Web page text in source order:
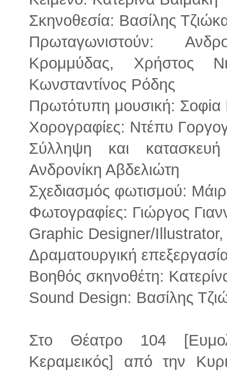
Σκηνοθεσία: Βασίλης
Πρωταγωνιστούν:
Κρομμύδας, Χρήστος
Κωνσταντίνος Ρόδης
Πρωτότυπη μουσική: Σοφiα
Χορογραφίες: Ντέπυ
Σύλληψη και
Ανδρονίκη Αβδελιώτη
Σχεδιασμός φωτισμού:
Φωτογραφίες: Γιώργος
Graphic Designer/
Δραματουργική
Βοηθός σκηνοθέτη:
Sound Design: Βασίλης
Στο Θέατρο 104
Κεραμεικός] από την